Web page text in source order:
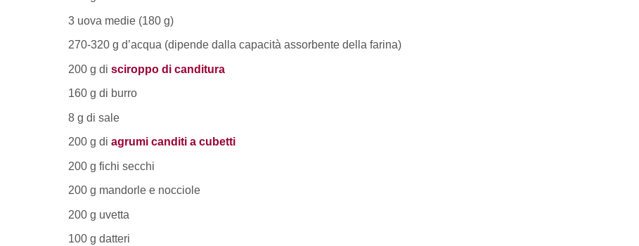
3 uova medie (180 g)
270-320 g d’acqua (dipende dalla capacità assorbente della farina)
200 g di sciroppo di canditura
160 g di burro
8 g di sale
200 g di agrumi canditi a cubetti
200 g fichi secchi
200 g mandorle e nocciole
200 g uvetta
100 g datteri